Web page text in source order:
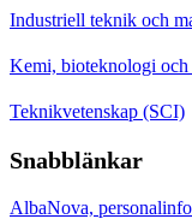
Industriell teknik och
Kemi, bioteknologi
Teknikvetenskap (SCI)
Snabblänkar
AlbaNova,